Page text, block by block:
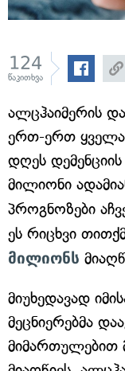
124
წაკითხვა
ალცჰაიმერის
ერთ-ერთ
დღეს
მილიონი
პროგნოზები
ეს რიცხვი
მილიონს
მიუხედავად
მეცნიერებმა
მიმართულებით